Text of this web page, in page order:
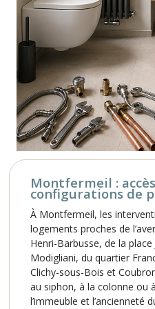
Montfermeil :
configurations de
À Montfermeil, les
logements proches de
Henri-Barbusse, de la
Modigliani, du quartier
Clichy-sous-Bois et
au siphon, à la colonne ou
l’immeuble et l’ancienneté